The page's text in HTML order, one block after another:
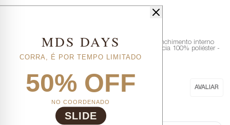
Especificações - Urso de pelúcia - Cor Marrom - Preenchimento interno
em fibra de poliéster - Parte externa fabricada em pelúcia 100% poliéster -
Acessórios vendidos separadamente.
Nenhuma avaliação cadastrada para esse produto.
MDS DAYS
CORRA, É POR TEMPO LIMITADO
50% OFF
NO COORDENADO
SLIDE